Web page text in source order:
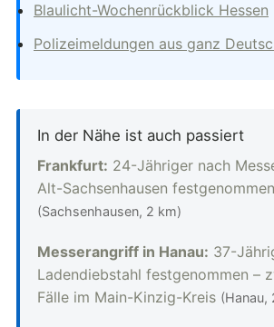
Blaulicht-Wochenrückblick Hessen
Polizeimeldungen aus ganz
In der Nähe ist auch passiert
Frankfurt: 24-Jähriger nach
Alt-Sachsenhausen festgenommen
(Sachsenhausen, 2 km)
Messerangriff in Hanau: 37-
Ladendiebstahl festgenommen –
Fälle im Main-Kinzig-Kreis (Hanau,